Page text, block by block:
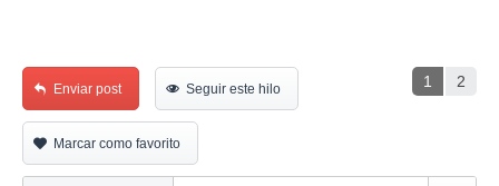
1 2
Enviar post Seguir este hilo
Marcar como favorito